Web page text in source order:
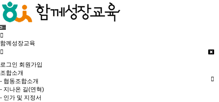
함께성장교육
로그인 회원가입
조합소개
- 협동조합소개
- 지나온 길(연혁)
- 인가 및 지정서